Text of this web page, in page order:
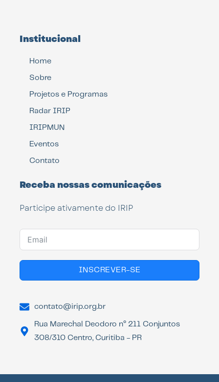
Institucional
Home
Sobre
Projetos e Programas
Radar IRIP
IRIPMUN
Eventos
Contato
Receba nossas comunicações
Participe ativamente do IRIP
INSCREVER-SE
contato@irip.org.br
Rua Marechal Deodoro n° 211 Conjuntos
308/310 Centro, Curitiba - PR